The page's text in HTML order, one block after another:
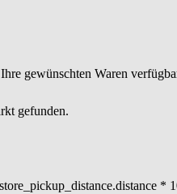
gewünschten Waren
gefunden.